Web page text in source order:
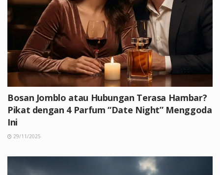
Bosan Jomblo atau Hubungan Terasa Hambar?
Pikat dengan 4 Parfum “Date Night” Menggoda
Ini
29/11/2025